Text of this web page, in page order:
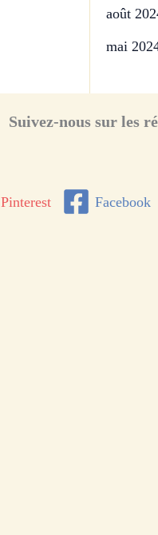
août
mai
Suivez-nous sur les
Pinterest Facebook